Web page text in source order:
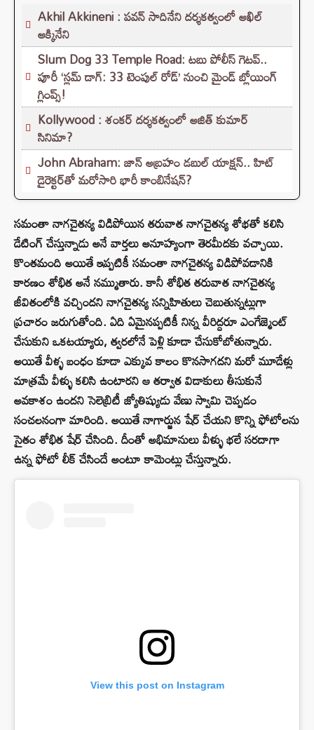
Akhil Akkineni : పవన్ సాదినేని దర్శకత్వంలో అఖిల్
అక్కినేని
Slum Dog 33 Temple Road: టబు పోలీస్ గెటప్..
పూరీ ‘స్లమ్ డాగ్: 33 టెంపుల్ రోడ్’ నుంచి మైండ్ బ్లోయింగ్
గ్లింప్స్!
Kollywood : శంకర్ దర్శకత్వంలో అజిత్ కుమార్
సినిమా?
John Abraham: జాన్ అబ్రహం డబుల్ యాక్షన్.. హిట్
డైరెక్టర్‌తో మరోసారి భారీ కాంబినేషన్?
సమంతా నాగచైతన్య విడిపోయిన తరువాత నాగచైతన్య శోభతో కలిసి
డేటింగ్ చేస్తున్నాడు అనే వార్తలు అనూహ్యంగా తెరమీదకు వచ్చాయి.
కొంతమంది అయితే ఇప్పటికీ సమంతా నాగచైతన్య విడిపోవడానికి
కారణం శోభిత అనే నమ్ముతారు. కానీ శోభిత తరువాత నాగచైతన్య
జీవితంలోకి వచ్చిందని నాగచైతన్య సన్నిహితులు చెబుతున్నట్లుగా
ప్రచారం జరుగుతోంది. ఏది ఏమైనప్పటికీ నిన్న వీరిద్దరూ ఎంగేజ్మెంట్
చేసుకుని ఒకటయ్యారు, త్వరలోనే పెళ్లి కూడా చేసుకోబోతున్నారు.
అయితే వీళ్ళ బంధం కూడా ఎక్కువ కాలం కొనసాగదని మరో మూడేళ్లు
మాత్రమే వీళ్ళు కలిసి ఉంటారని ఆ తర్వాత విడాకులు తీసుకునే
అవకాశం ఉందని సెలెబ్రిటీ జ్యోతిష్యుడు వేణు స్వామి చెప్పడం
సంచలనంగా మారింది. అయితే నాగార్జున షేర్ చేయని కొన్ని ఫోటోలను
సైతం శోభిత షేర్ చేసింది. దీంతో అభిమానులు వీళ్ళు భలే సరదాగా
ఉన్న ఫోటో లీక్ చేసిందే అంటూ కామెంట్లు చేస్తున్నారు.
View this post on Instagram